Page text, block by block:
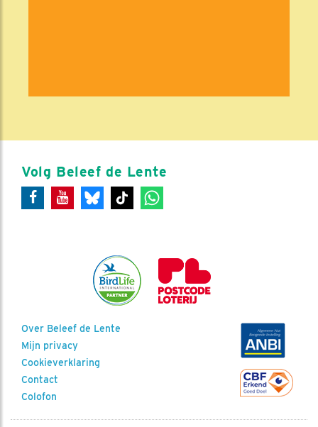
Volg Beleef de Lente
Over Beleef de Lente
Mijn privacy
Cookieverklaring
Contact
Colofon